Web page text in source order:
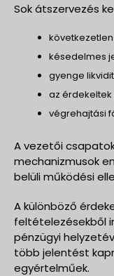
Sok átszervezés
késedelmes
gyenge
az
végrehajtási
A vezetői
mechanizmusok
belüli működési
A különböző
feltételezésekből
pénzügyi
több jelentést
egyértelműek.